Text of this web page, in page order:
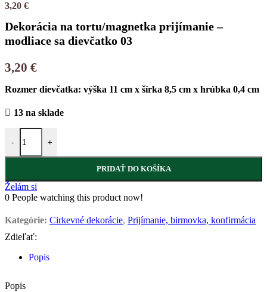
3,20 €
Dekorácia na tortu/magnetka prijímanie –
modliace sa dievčatko 03
3,20 €
Rozmer dievčatka: výška 11 cm x šírka 8,5 cm x hrúbka 0,4 cm
13 na sklade
- +
PRIDAŤ DO KOŠÍKA
Želám si
0 People watching this product now!
Kategórie: Cirkevné dekorácie, Prijímanie, birmovka, konfirmácia
Zdieľať:
Popis
Popis